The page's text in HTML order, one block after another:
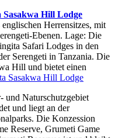
Sasakwa Hill Lodge
Herrensitzes, mit
Ebenen. Lage: Die
Safari Lodges in den
Serengeti in Tanzania. Die
Hill und bietet einen
Sasakwa Hill Lodge
und Naturschutzgebiet
und liegt an der
Die Konzession
Reserve, Grumeti Game